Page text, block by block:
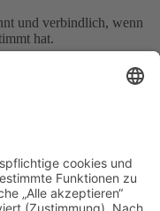
und verbindlich, wenn
hat.
persönlichen Daten